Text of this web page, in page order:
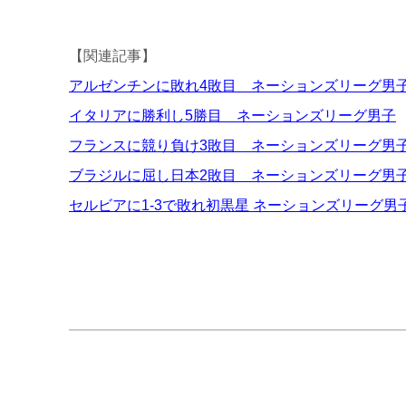
【関連記事】
アルゼンチンに敗れ4敗目 ネーションズリーグ男
イタリアに勝利し5勝目 ネーションズリーグ男子
フランスに競り負け3敗目 ネーションズリーグ男
ブラジルに屈し日本2敗目 ネーションズリーグ男
セルビアに1-3で敗れ初黒星 ネーションズリーグ男